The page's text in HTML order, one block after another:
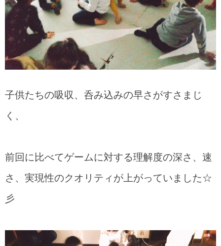
子供たちの吸収、呑み込みの早さがすさまじ
く、
前回に比べてゲームに対する理解度の深さ、速
さ、実現性のクオリティが上がっていました☆
彡